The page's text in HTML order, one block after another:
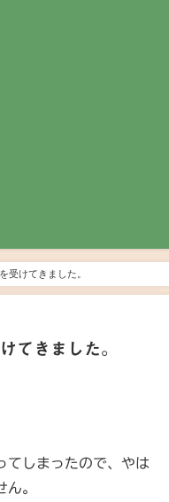
受けてきました。
てきました。
てしまったので、やは
。